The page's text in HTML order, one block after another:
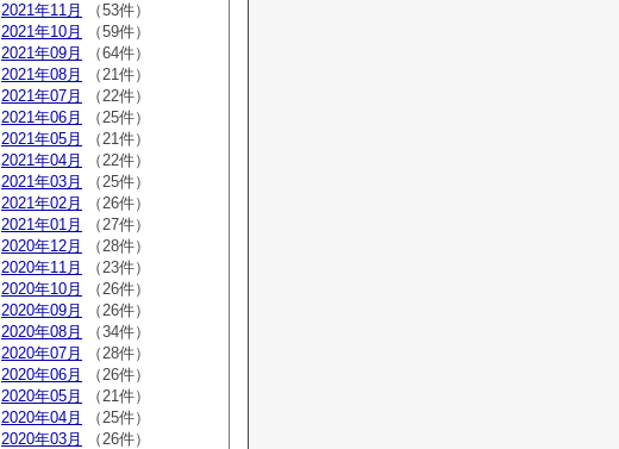
2021年11月
（53件）
2021年10月
（59件）
2021年09月
（64件）
2021年08月
（21件）
2021年07月
（22件）
2021年06月
（25件）
2021年05月
（21件）
2021年04月
（22件）
2021年03月
（25件）
2021年02月
（26件）
2021年01月
（27件）
2020年12月
（28件）
2020年11月
（23件）
2020年10月
（26件）
2020年09月
（26件）
2020年08月
（34件）
2020年07月
（28件）
2020年06月
（26件）
2020年05月
（21件）
2020年04月
（25件）
2020年03月
（26件）